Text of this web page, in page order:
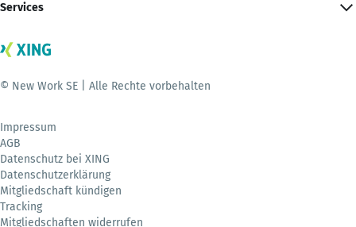
Services
© New Work SE | Alle Rechte vorbehalten
Impressum
AGB
Datenschutz bei XING
Datenschutzerklärung
Mitgliedschaft kündigen
Tracking
Mitgliedschaften widerrufen